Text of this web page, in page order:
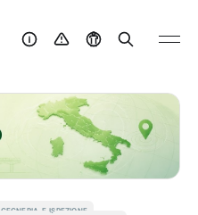
e ispezione